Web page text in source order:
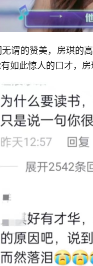
谓的赞美，房琪的
如此惊人的口才，房